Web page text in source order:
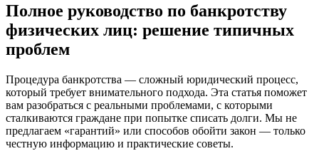
Полное руководство по банкротству
физических лиц: решение типичных
проблем
Процедура банкротства — сложный юридический процесс,
который требует внимательного подхода. Эта статья поможет
вам разобраться с реальными проблемами, с которыми
сталкиваются граждане при попытке списать долги. Мы не
предлагаем «гарантий» или способов обойти закон — только
честную информацию и практические советы.